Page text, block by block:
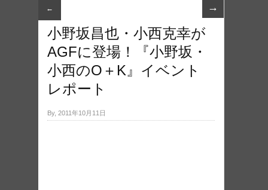
← →
小野坂昌也・小西克幸が
AGFに登場！『小野坂・
小西のO＋K』イベント
レポート
By, 2011年10月11日